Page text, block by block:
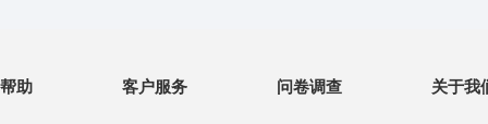
帮助 客户服务 问卷调查 关于我